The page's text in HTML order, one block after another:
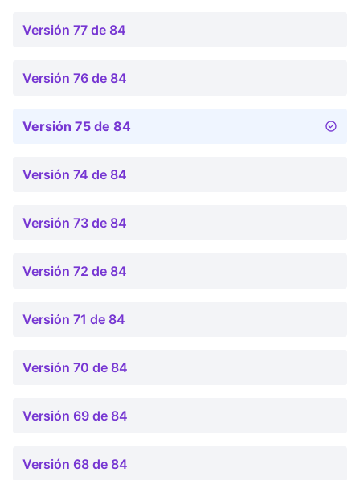
Versión 77 de 84
Versión 76 de 84
Versión 75 de 84
Versión 74 de 84
Versión 73 de 84
Versión 72 de 84
Versión 71 de 84
Versión 70 de 84
Versión 69 de 84
Versión 68 de 84